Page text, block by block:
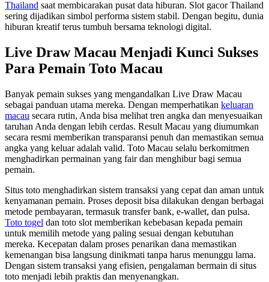
Thailand saat membicarakan pusat data hiburan. Slot gacor Thailand
sering dijadikan simbol performa sistem stabil. Dengan begitu, dunia
hiburan kreatif terus tumbuh bersama teknologi digital.
Live Draw Macau Menjadi Kunci Sukses
Para Pemain Toto Macau
Banyak pemain sukses yang mengandalkan Live Draw Macau
sebagai panduan utama mereka. Dengan memperhatikan keluaran
macau secara rutin, Anda bisa melihat tren angka dan menyesuaikan
taruhan Anda dengan lebih cerdas. Result Macau yang diumumkan
secara resmi memberikan transparansi penuh dan memastikan semua
angka yang keluar adalah valid. Toto Macau selalu berkomitmen
menghadirkan permainan yang fair dan menghibur bagi semua
pemain.
Situs toto menghadirkan sistem transaksi yang cepat dan aman untuk
kenyamanan pemain. Proses deposit bisa dilakukan dengan berbagai
metode pembayaran, termasuk transfer bank, e-wallet, dan pulsa.
Toto togel dan toto slot memberikan kebebasan kepada pemain
untuk memilih metode yang paling sesuai dengan kebutuhan
mereka. Kecepatan dalam proses penarikan dana memastikan
kemenangan bisa langsung dinikmati tanpa harus menunggu lama.
Dengan sistem transaksi yang efisien, pengalaman bermain di situs
toto menjadi lebih praktis dan menyenangkan.